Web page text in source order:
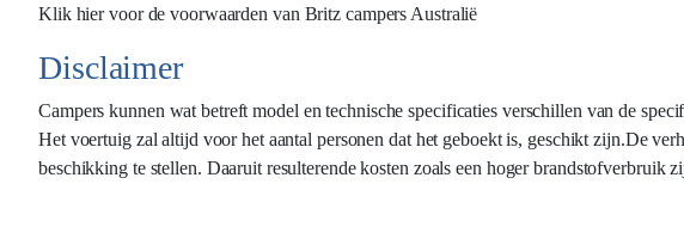
Klik hier voor de voorwaarden van Britz campers Australië
Disclaimer
Campers kunnen wat betreft model en technische specificaties verschillen van de
Het voertuig zal altijd voor het aantal personen dat het geboekt is, geschikt zijn.De
beschikking te stellen. Daaruit resulterende kosten zoals een hoger brandstofverbruik